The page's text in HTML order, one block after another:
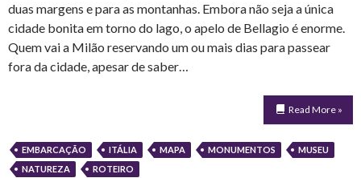
duas margens e para as montanhas. Embora não seja a única
cidade bonita em torno do lago, o apelo de Bellagio é enorme.
Quem vai a Milão reservando um ou mais dias para passear
fora da cidade, apesar de saber…
Read More »
EMBARCAÇÃO ITÁLIA MAPA MONUMENTOS
MUSEU
NATUREZA
ROTEIRO